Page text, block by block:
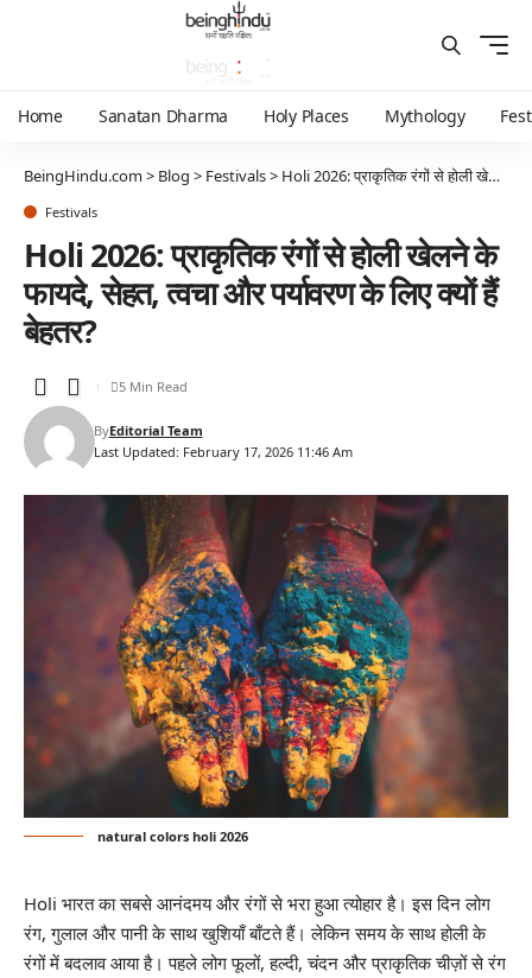
Home Sanatan Dharma Holy Places Mythology
BeingHindu.com> Blog > Festivals> Holi 2026: प्राकृतिक रंगों से होली खेलने के फायदे, सेहत, त्वचा और पर्यावरण के लिए क्यों हैं बेहतर?
Festivals
Holi 2026: प्राकृतिक रंगों से होली खेलने के
फायदे, सेहत, त्वचा और पर्यावरण के लिए क्यों हैं
बेहतर?
Last Updated: February 17, 2026 11:46 Am
ByEditorial Team
5 Min Read
natural colors holi 2026
Holi भारत का सबसे आनंदमय और रंगों से भरा हुआ त्योहार है। इस दिन लोग
रंग, गुलाल और पानी के साथ खुशियाँ बाँटते हैं। लेकिन समय के साथ होली के
रंगों में बदलाव आया है। पहले लोग फूलों, हल्दी, चंदन और प्राकृतिक चीज़ों से रंग